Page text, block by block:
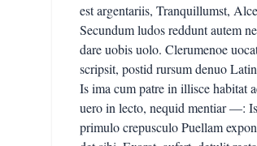
est argentariis, Tranquillumst,
Secundum ludos reddunt autem
dare uobis uolo. Clerumenoe
scripsit, postid rursum denuo
Is ima cum patre in illisce habitat
uero in lecto, nequid mentiar —:
primulo crepusculo Puellam